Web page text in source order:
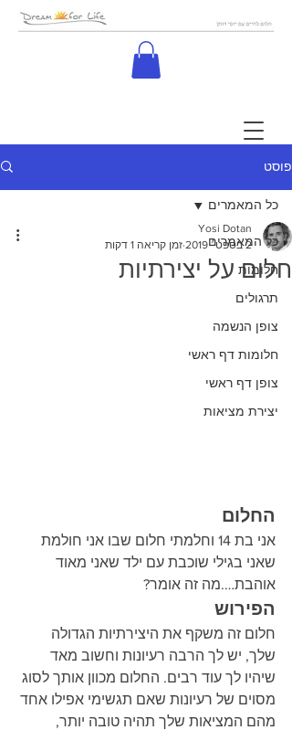
פוסט
כל המאמרים
חלומות
תרגולים
צופן הנשמה
חלומות דף ראשי
צופן דף ראשי
יצירת מציאות
כל המאמרים
חלום על יצירתיות
Yosi Dotan
2 בספט׳ 2019
זמן קריאה 1 דקות
החלום
אני בת 14 וחלמתי חלום שבו אני חולמת
שאני בגילי שוכבת עם ילד שאני מאוד
אוהבת….מה זה אומר?
הפירוש
חלום זה משקף את היצירתיות הגדולה
שלך, יש לך הרבה רעיונות וחשוב מאד
שיהיו לך עוד רבים. החלום מכוון אותך לסוג
מסוים של רעיונות שאם תגשימי אפילו אחד
מהם המציאות שלך תהיה טובה יותר,